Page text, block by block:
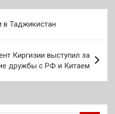
в Таджикистан
Киргизии выступил за
дружбы с РФ и Китаем